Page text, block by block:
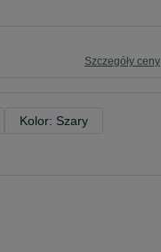
Szczegóły ceny
Kolor: Szary